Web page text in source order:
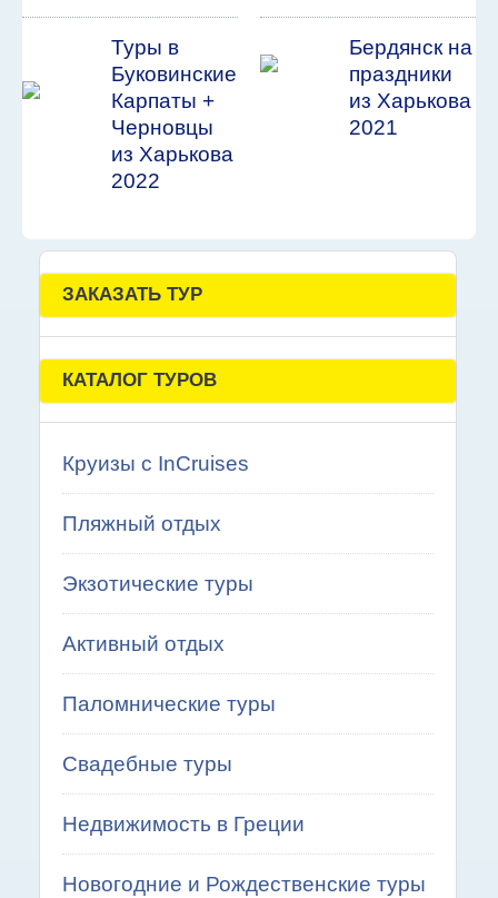
Туры в
Буковинские
Карпаты +
Черновцы
из Харькова
2022
Бердянск на
праздники
из Харькова
2021
ЗАКАЗАТЬ ТУР
КАТАЛОГ ТУРОВ
Круизы с InCruises
Пляжный отдых
Экзотические туры
Активный отдых
Паломнические туры
Свадебные туры
Недвижимость в Греции
Новогодние и Рождественские туры